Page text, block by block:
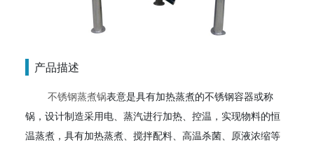
产品描述
不锈钢蒸煮锅表意是具有加热蒸煮的不锈钢容器或称
锅，设计制造采用电、蒸汽进行加热、控温，实现物料的恒
温蒸煮，具有加热蒸煮、搅拌配料、高温杀菌、原液浓缩等